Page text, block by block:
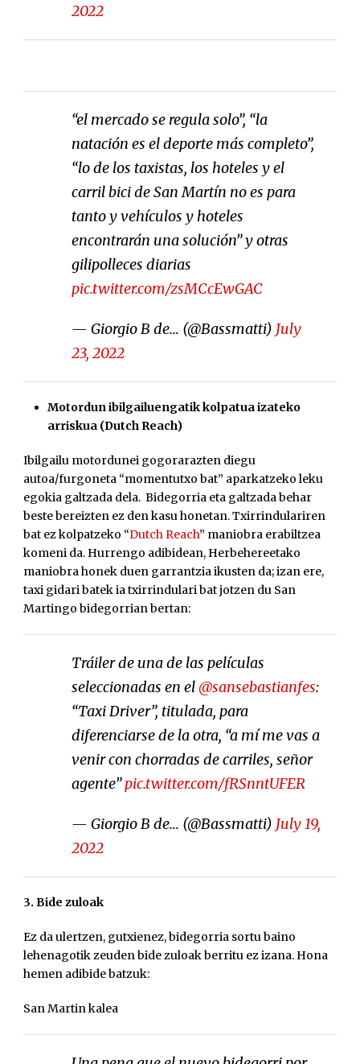
2022
“el mercado se regula solo”, “la
natación es el deporte más completo”,
“lo de los taxistas, los hoteles y el
carril bici de San Martín no es para
tanto y vehículos y hoteles
encontrarán una solución” y otras
gilipolleces diarias
pic.twitter.com/zsMCcEwGAC
— Giorgio B de… (@Bassmatti) July
23, 2022
Motordun ibilgailuengatik kolpatua izateko
arriskua (Dutch Reach)
Ibilgailu motordunei gogorarazten diegu
autoa/furgoneta “momentutxo bat” aparkatzeko leku
egokia galtzada dela. Bidegorria eta galtzada behar
beste bereizten ez den kasu honetan. Txirrindulariren
bat ez kolpatzeko “Dutch Reach” maniobra erabiltzea
komeni da. Hurrengo adibidean, Herbehereetako
maniobra honek duen garrantzia ikusten da; izan ere,
taxi gidari batek ia txirrindulari bat jotzen du San
Martingo bidegorrian bertan:
Tráiler de una de las películas
seleccionadas en el @sansebastianfes:
“Taxi Driver”, titulada, para
diferenciarse de la otra, “a mí me vas a
venir con chorradas de carriles, señor
agente”pic.twitter.com/fRSnntUFER
— Giorgio B de… (@Bassmatti) July 19,
2022
3. Bide zuloak
Ez da ulertzen, gutxienez, bidegorria sortu baino
lehenagotik zeuden bide zuloak berritu ez izana. Hona
hemen adibide batzuk:
San Martin kalea